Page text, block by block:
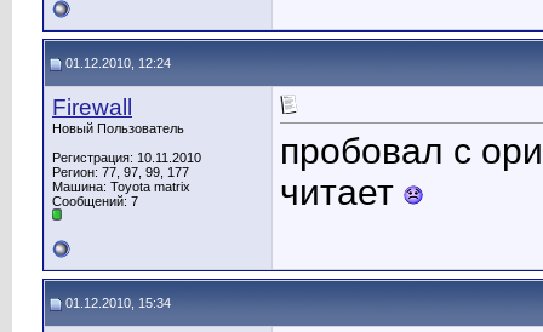
01.12.2010, 12:24
Firewall
Новый Пользователь
Регистрация: 10.11.2010
Регион: 77, 97, 99, 177
Машина: Toyota matrix
Сообщений: 7
пробовал с
читает
01.12.2010, 15:34